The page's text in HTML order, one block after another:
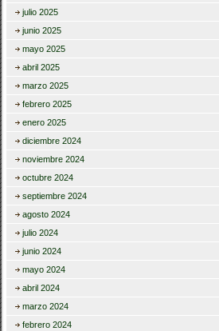
julio 2025
junio 2025
mayo 2025
abril 2025
marzo 2025
febrero 2025
enero 2025
diciembre 2024
noviembre 2024
octubre 2024
septiembre 2024
agosto 2024
julio 2024
junio 2024
mayo 2024
abril 2024
marzo 2024
febrero 2024